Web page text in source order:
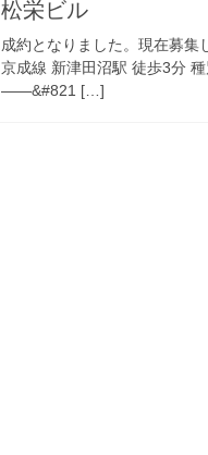
松栄ビル
成約となりました。現在募集
京成線 新津田沼駅 徒歩3分
——&#821 […]